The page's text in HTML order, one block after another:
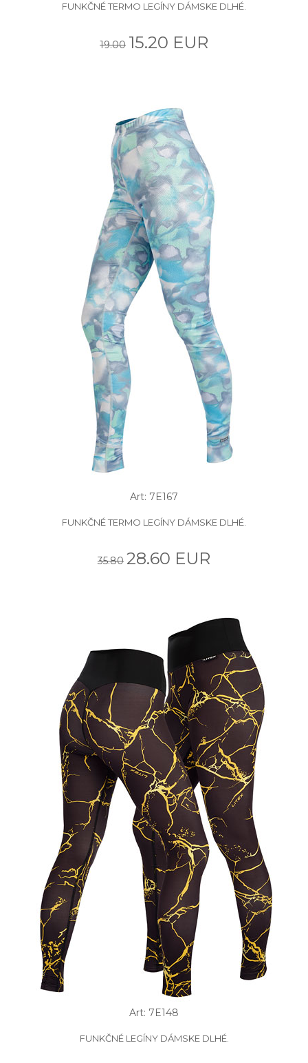
FUNKČNÉ TERMO LEGÍNY DÁMSKE DLHÉ.
19.00 15.20 EUR
Art: 7E167
FUNKČNÉ TERMO LEGÍNY DÁMSKE DLHÉ.
35.80 28.60 EUR
Art: 7E148
FUNKČNÉ LEGÍNY DÁMSKE DLHÉ.